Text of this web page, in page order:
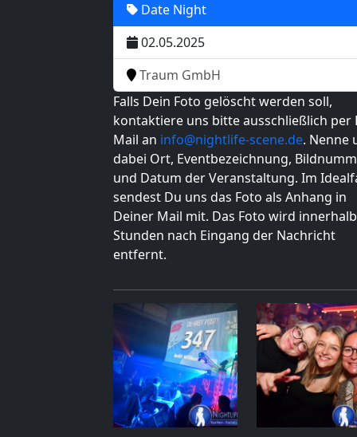
Date Night
02.05.2025
Traum GmbH
Falls Dein Foto gelöscht werden soll,
kontaktiere uns bitte ausschließlich per
Mail an info@nightlife-scene.de. Nenne
dabei Ort, Eventbezeichnung,
und Datum der Veranstaltung. Im
sendest Du uns das Foto als Anhang in
Deiner Mail mit. Das Foto wird
Stunden nach Eingang der Nachricht
entfernt.